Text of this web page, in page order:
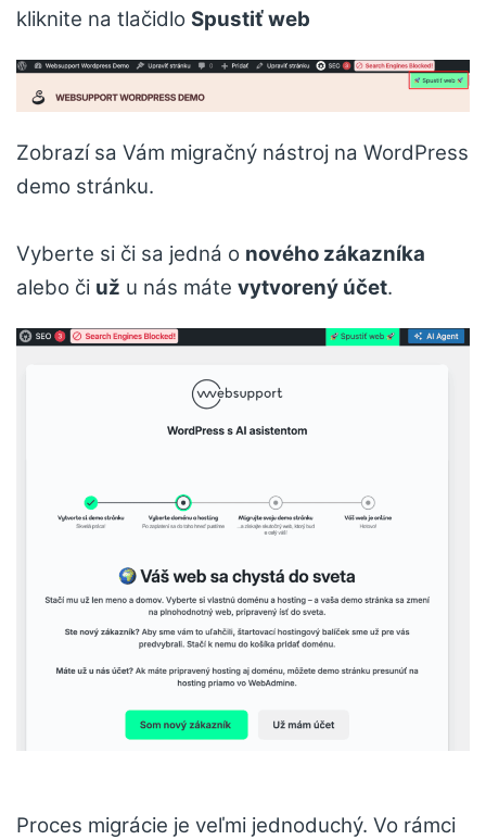
kliknite na tlačidlo Spustiť web
Zobrazí sa Vám migračný nástroj na WordPress
demo stránku.
Vyberte si či sa jedná o nového zákazníka
alebo či už u nás máte vytvorený účet.
Proces migrácie je veľmi jednoduchý. Vo rámci